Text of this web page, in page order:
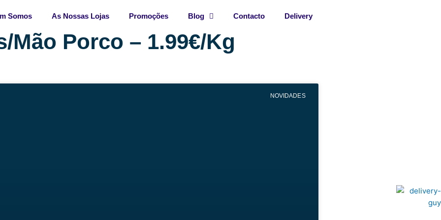
Somos As Nossas Lojas Promoções Blog Contacto Delivery
Mão Porco – 1.99€/Kg
NOVIDADES